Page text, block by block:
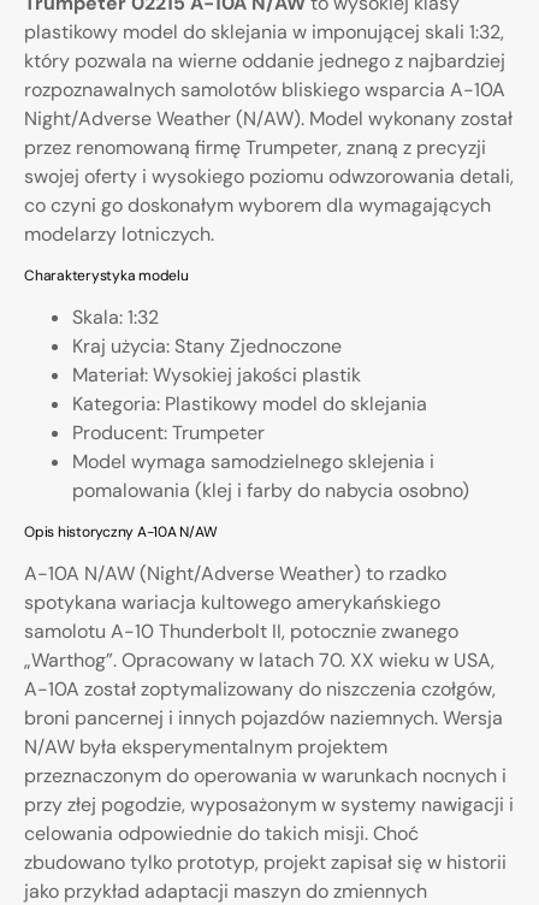
plastikowy model do sklejania w imponującej skali 1:32,
który pozwala na wierne oddanie jednego z najbardziej
rozpoznawalnych samolotów bliskiego wsparcia A-10A
Night/Adverse Weather (N/AW). Model wykonany został
przez renomowaną firmę Trumpeter, znaną z precyzji
swojej oferty i wysokiego poziomu odwzorowania detali,
co czyni go doskonałym wyborem dla wymagających
modelarzy lotniczych.
Charakterystyka modelu
Skala: 1:32
Kraj użycia: Stany Zjednoczone
Materiał: Wysokiej jakości plastik
Kategoria: Plastikowy model do sklejania
Producent: Trumpeter
Model wymaga samodzielnego sklejenia i
pomalowania (klej i farby do nabycia osobno)
Opis historyczny A-10A N/AW
A-10A N/AW (Night/Adverse Weather) to rzadko
spotykana wariacja kultowego amerykańskiego
samolotu A-10 Thunderbolt II, potocznie zwanego
„Warthog”. Opracowany w latach 70. XX wieku w USA,
A-10A został zoptymalizowany do niszczenia czołgów,
broni pancernej i innych pojazdów naziemnych. Wersja
N/AW była eksperymentalnym projektem
przeznaczonym do operowania w warunkach nocnych i
przy złej pogodzie, wyposażonym w systemy nawigacji i
celowania odpowiednie do takich misji. Choć
zbudowano tylko prototyp, projekt zapisał się w historii
jako przykład adaptacji maszyn do zmiennych